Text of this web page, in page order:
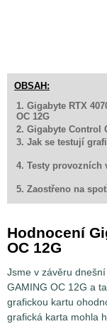
OBSAH:
1. Gigabyte RTX
OC 12G
2. Gigabyte Control
3. Jak se testují
4. Testy provozních
5. Zaostřeno na
Hodnocení
OC 12G
Jsme v závěru
GAMING OC 12G a
grafickou kartu
grafická karta mohla